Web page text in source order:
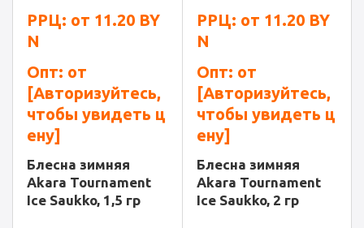
РРЦ: от 11.20 BY
N
Опт: от
[Авторизуйтесь,
чтобы увидеть ц
ену]
Блесна зимняя
Akara Tournament
Ice Saukko, 1,5 гр
РРЦ: от 11.20 BY
N
Опт: от
[Авторизуйтесь,
чтобы увидеть ц
ену]
Блесна зимняя
Akara Tournament
Ice Saukko, 2 гр